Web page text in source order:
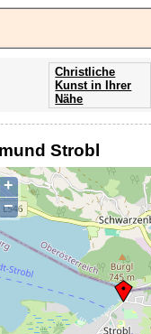
Christliche
Kunst in Ihrer
Nähe
Strobl
+
−